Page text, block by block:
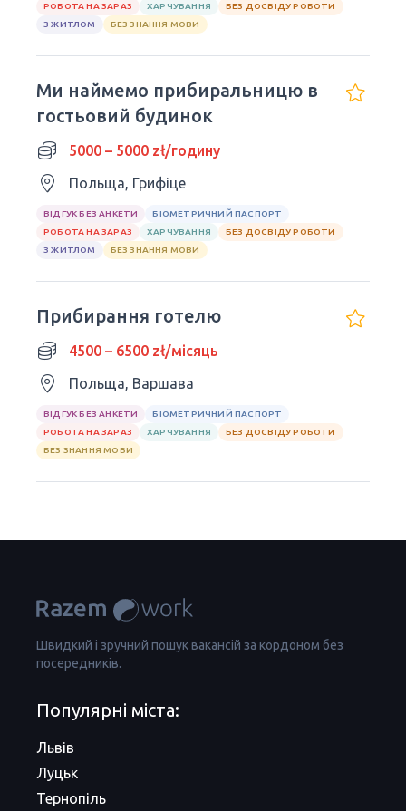
РОБОТА НА ЗАРАЗ
ХАРЧУВАННЯ
БЕЗ ДОСВІДУ РОБОТИ
З ЖИТЛОМ
БЕЗ ЗНАННЯ МОВИ
Ми наймемо прибиральницю в
гостьовий будинок
5000 – 5000 zł/годину
Польща, Грифіце
ВІДГУК БЕЗ АНКЕТИ
БІОМЕТРИЧНИЙ ПАСПОРТ
РОБОТА НА ЗАРАЗ
ХАРЧУВАННЯ
БЕЗ ДОСВІДУ РОБОТИ
З ЖИТЛОМ
БЕЗ ЗНАННЯ МОВИ
Прибирання готелю
4500 – 6500 zł/місяць
Польща, Варшава
ВІДГУК БЕЗ АНКЕТИ
БІОМЕТРИЧНИЙ ПАСПОРТ
РОБОТА НА ЗАРАЗ
ХАРЧУВАННЯ
БЕЗ ДОСВІДУ РОБОТИ
БЕЗ ЗНАННЯ МОВИ
Швидкий і зручний пошук вакансій за кордоном без
посередників.
Популярні міста:
Львів
Луцьк
Тернопіль